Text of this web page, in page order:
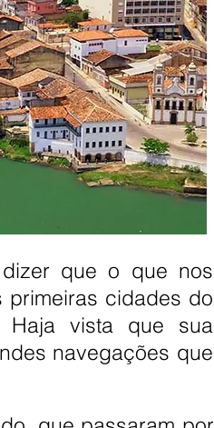
dizer que o que nos
primeiras cidades do
Haja vista que sua
navegações que